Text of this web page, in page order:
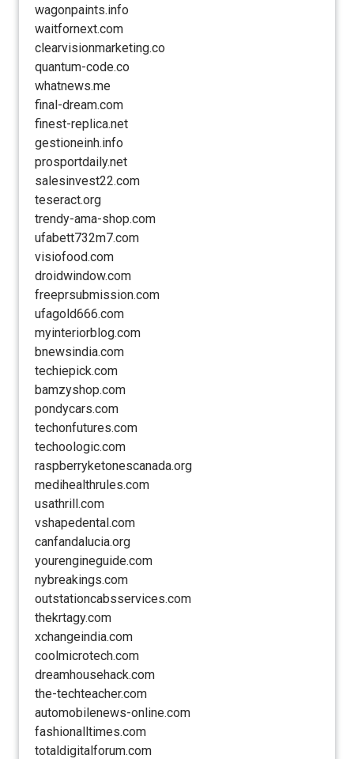
wagonpaints.info
waitfornext.com
clearvisionmarketing.co
quantum-code.co
whatnews.me
final-dream.com
finest-replica.net
gestioneinh.info
prosportdaily.net
salesinvest22.com
teseract.org
trendy-ama-shop.com
ufabett732m7.com
visiofood.com
droidwindow.com
freeprsubmission.com
ufagold666.com
myinteriorblog.com
bnewsindia.com
techiepick.com
bamzyshop.com
pondycars.com
techonfutures.com
techoologic.com
raspberryketonescanada.org
medihealthrules.com
usathrill.com
vshapedental.com
canfandalucia.org
yourengineguide.com
nybreakings.com
outstationcabsservices.com
thekrtagy.com
xchangeindia.com
coolmicrotech.com
dreamhousehack.com
the-techteacher.com
automobilenews-online.com
fashionalltimes.com
totaldigitalforum.com